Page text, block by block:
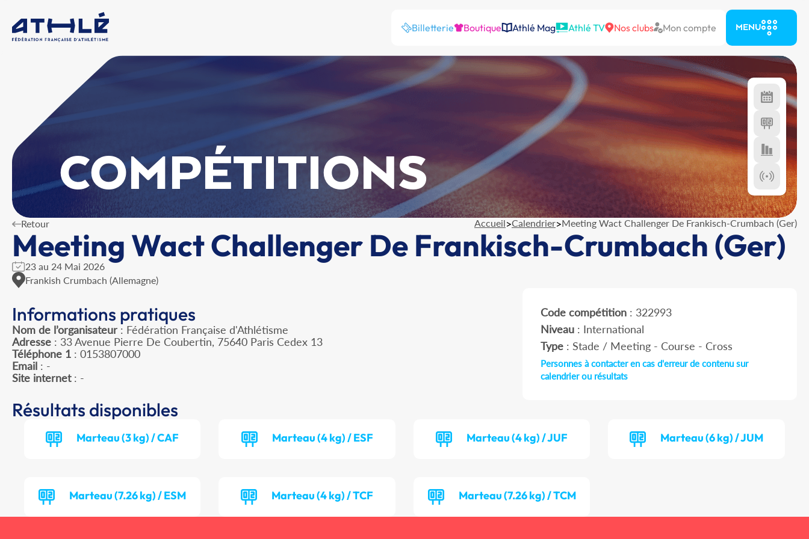
Billetterie Boutique Athlé Mag Athlé TV Nos clubs Mon compte MENU
COMPÉTITIONS
Retour Accueil>Calendrier>Meeting Wact Challenger De Frankisch-Crumbach (Ger)
Meeting Wact Challenger De Frankisch-Crumbach (Ger)
23 au 24 Mai 2026
Frankish Crumbach (Allemagne)
Informations pratiques
Nom de l’organisateur : Fédération Française d'Athlétisme
Adresse : 33 Avenue Pierre De Coubertin, 75640 Paris Cedex 13
Téléphone 1 : 0153807000
Email : -
Site internet: -
Code compétition: 322993
Niveau: International
Type: Stade / Meeting - Course - Cross
Personnes à contacter en cas d'erreur de contenu sur
calendrier ou résultats
Résultats disponibles
Marteau (3 kg) / CAF Marteau (4 kg) / ESF Marteau (4 kg) / JUF Marteau (6 kg) / JUM
Marteau (7.26 kg) / ESM Marteau (4 kg) / TCF Marteau (7.26 kg) / TCM